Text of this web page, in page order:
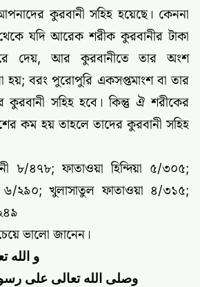
আপনাদের কুরবানী সহিহ হয়েছে। কেননা
যদি আরেক শরীক কুরবানীর টাকা
দেয়, আর কুরবানীতে তার অংশ
হয়; বরং পুরোপুরি একসপ্তমাংশ বা তার
কুরবানী সহিহ হবে। কিন্তু ঐ শরীকের
কম হয় তাহলে তাদের কুরবানী সহিহ
৮/৪৭৮; ফাতাওয়া হিন্দিয়া ৫/৩০৫;
৬/২৯০; খুলাসাতুল ফাতাওয়া ৪/৩১৫;
ভালো জানেন।
و الله
وصلى الله تعالى على